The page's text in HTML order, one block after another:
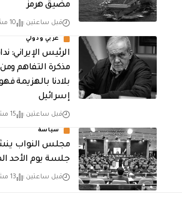
مضيق هرمز
قبل ساعتين 10 مشاهدات
عربي ودولي
الرئيس الإيراني:
مذكرة التفاهم
بلادنا بالهزيمة
إسرائيل
قبل ساعتين 15 مشاهدات
سياسة
مجلس النواب
جلسة يوم الأحد
قبل ساعتين 13 مشاهدات